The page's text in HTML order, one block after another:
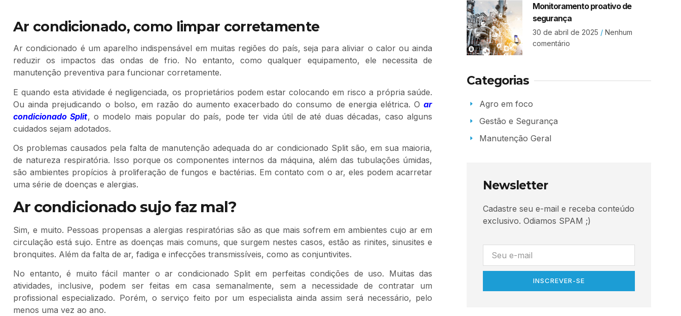
Ar condicionado, como limpar corretamente
Ar condicionado é um aparelho indispensável em muitas regiões do país, seja para aliviar o calor ou ainda
reduzir os impactos das ondas de frio. No entanto, como qualquer equipamento, ele necessita de
manutenção preventiva para funcionar corretamente.
E quando esta atividade é negligenciada, os proprietários podem estar colocando em risco a própria saúde.
Ou ainda prejudicando o bolso, em razão do aumento exacerbado do consumo de energia elétrica. Oar
condicionado Split, o modelo mais popular do país, pode ter vida útil de até duas décadas, caso alguns
cuidados sejam adotados.
Os problemas causados pela falta de manutenção adequada do ar condicionado Split são, em sua maioria,
de natureza respiratória. Isso porque os componentes internos da máquina, além das tubulações úmidas,
são ambientes propícios à proliferação de fungos e bactérias. Em contato com o ar, eles podem acarretar
uma série de doenças e alergias.
Ar condicionado sujo faz mal?
Sim, e muito. Pessoas propensas a alergias respiratórias são as que mais sofrem em ambientes cujo ar em
circulação está sujo. Entre as doenças mais comuns, que surgem nestes casos, estão as rinites, sinusites e
bronquites. Além da falta de ar, fadiga e infecções transmissíveis, como as conjuntivites.
No entanto, é muito fácil manter o ar condicionado Split em perfeitas condições de uso. Muitas das
atividades, inclusive, podem ser feitas em casa semanalmente, sem a necessidade de contratar um
profissional especializado. Porém, o serviço feito por um especialista ainda assim será necessário, pelo
menos uma vez ao ano.
Monitoramento proativo de
segurança
30 de abril de 2025 Nenhum
comentário
Categorias
Agro em foco
Gestão e Segurança
Manutenção Geral
Newsletter
Cadastre seu e-mail e receba conteúdo
exclusivo. Odiamos SPAM ;)
INSCREVER-SE